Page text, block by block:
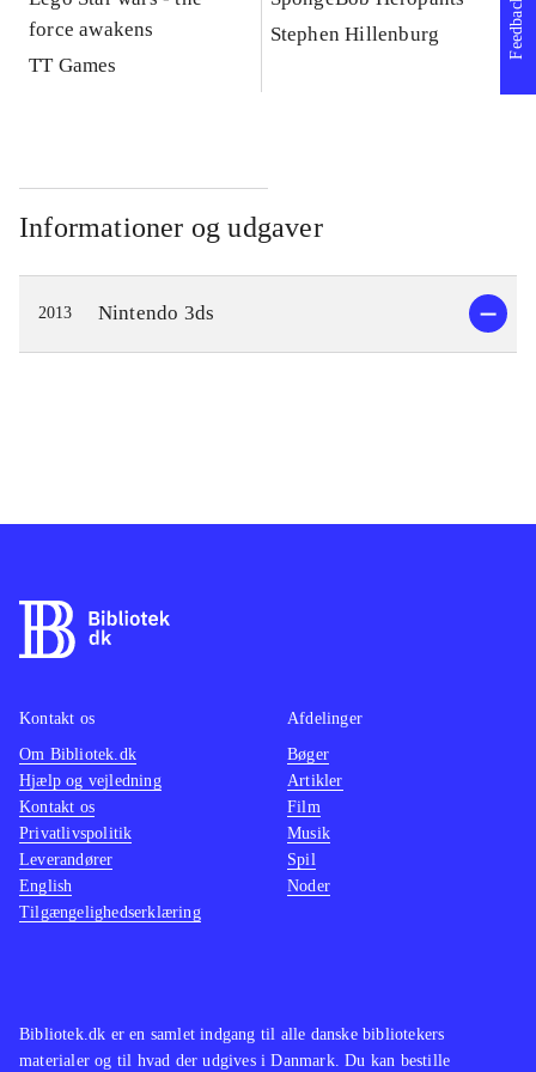
force awakens
TT Games
Stephen Hillenburg
Informationer og udgaver
2013 Nintendo 3ds
Feedback
Bibliotek.dk er en samlet indgang til alle danske bibliotekers
materialer og til hvad der udgives i Danmark. Du kan bestille
Kontakt os
Om Bibliotek.dk
Hjælp og vejledning
Kontakt os
Privatlivspolitik
Leverandører
English
Tilgængelighedserklæring
Afdelinger
Bøger
Artikler
Film
Musik
Spil
Noder